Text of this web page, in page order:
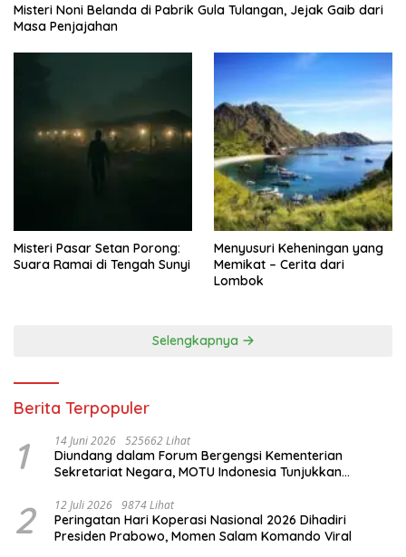
Misteri Noni Belanda di Pabrik Gula Tulangan, Jejak Gaib dari
Masa Penjajahan
Misteri Pasar Setan Porong:
Suara Ramai di Tengah Sunyi
Menyusuri Keheningan yang
Memikat – Cerita dari
Lombok
Selengkapnya
Berita Terpopuler
1 14 Juni 2026 525662 Lihat
Diundang dalam Forum Bergengsi Kementerian
Sekretariat Negara, MOTU Indonesia Tunjukkan
2 12 Juli 2026 9874 Lihat
Peringatan Hari Koperasi Nasional 2026 Dihadiri
Presiden Prabowo, Momen Salam Komando Viral